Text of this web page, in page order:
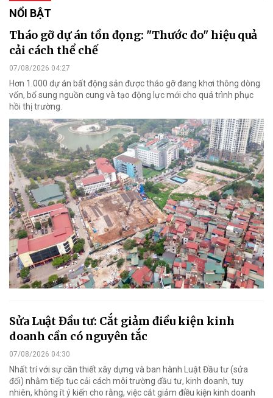
NỔI BẬT
Tháo gỡ dự án tồn đọng: "Thước đo" hiệu quả
cải cách thể chế
07/08/2026 04:27
Hơn 1.000 dự án bất động sản được tháo gỡ đang khơi thông dòng
vốn, bổ sung nguồn cung và tạo động lực mới cho quá trình phục
hồi thị trường.
Sửa Luật Đầu tư: Cắt giảm điều kiện kinh
doanh cần có nguyên tắc
07/08/2026 04:30
Nhất trí với sự cần thiết xây dựng và ban hành Luật Đầu tư (sửa
đổi) nhằm tiếp tục cải cách môi trường đầu tư, kinh doanh, tuy
nhiên, không ít ý kiến cho rằng, việc cắt giảm điều kiện kinh doanh